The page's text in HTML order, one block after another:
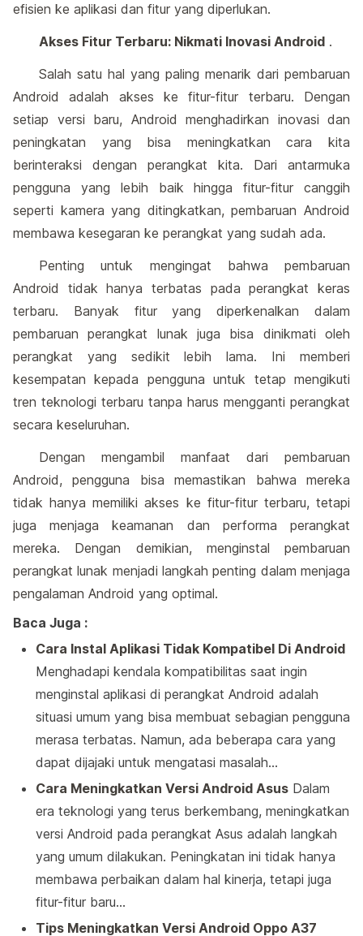
efisien ke aplikasi dan fitur yang diperlukan.
Akses Fitur Terbaru: Nikmati Inovasi Android .
Salah satu hal yang paling menarik dari pembaruan
Android adalah akses ke fitur-fitur terbaru. Dengan
setiap versi baru, Android menghadirkan inovasi dan
peningkatan yang bisa meningkatkan cara kita
berinteraksi dengan perangkat kita. Dari antarmuka
pengguna yang lebih baik hingga fitur-fitur canggih
seperti kamera yang ditingkatkan, pembaruan Android
membawa kesegaran ke perangkat yang sudah ada.
Penting untuk mengingat bahwa pembaruan
Android tidak hanya terbatas pada perangkat keras
terbaru. Banyak fitur yang diperkenalkan dalam
pembaruan perangkat lunak juga bisa dinikmati oleh
perangkat yang sedikit lebih lama. Ini memberi
kesempatan kepada pengguna untuk tetap mengikuti
tren teknologi terbaru tanpa harus mengganti perangkat
secara keseluruhan.
Dengan mengambil manfaat dari pembaruan
Android, pengguna bisa memastikan bahwa mereka
tidak hanya memiliki akses ke fitur-fitur terbaru, tetapi
juga menjaga keamanan dan performa perangkat
mereka. Dengan demikian, menginstal pembaruan
perangkat lunak menjadi langkah penting dalam menjaga
pengalaman Android yang optimal.
Baca Juga :
Cara Instal Aplikasi Tidak Kompatibel Di Android
Menghadapi kendala kompatibilitas saat ingin
menginstal aplikasi di perangkat Android adalah
situasi umum yang bisa membuat sebagian pengguna
merasa terbatas. Namun, ada beberapa cara yang
dapat dijajaki untuk mengatasi masalah…
Cara Meningkatkan Versi Android Asus Dalam
era teknologi yang terus berkembang, meningkatkan
versi Android pada perangkat Asus adalah langkah
yang umum dilakukan. Peningkatan ini tidak hanya
membawa perbaikan dalam hal kinerja, tetapi juga
fitur-fitur baru…
Tips Meningkatkan Versi Android Oppo A37